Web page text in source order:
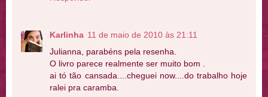
Karlinha 11 de maio de 2010 às 21:11
Julianna, parabéns pela resenha.
O livro parece realmente ser muito bom .
ai tó tão cansada....cheguei now....do trabalho hoje
ralei pra caramba.